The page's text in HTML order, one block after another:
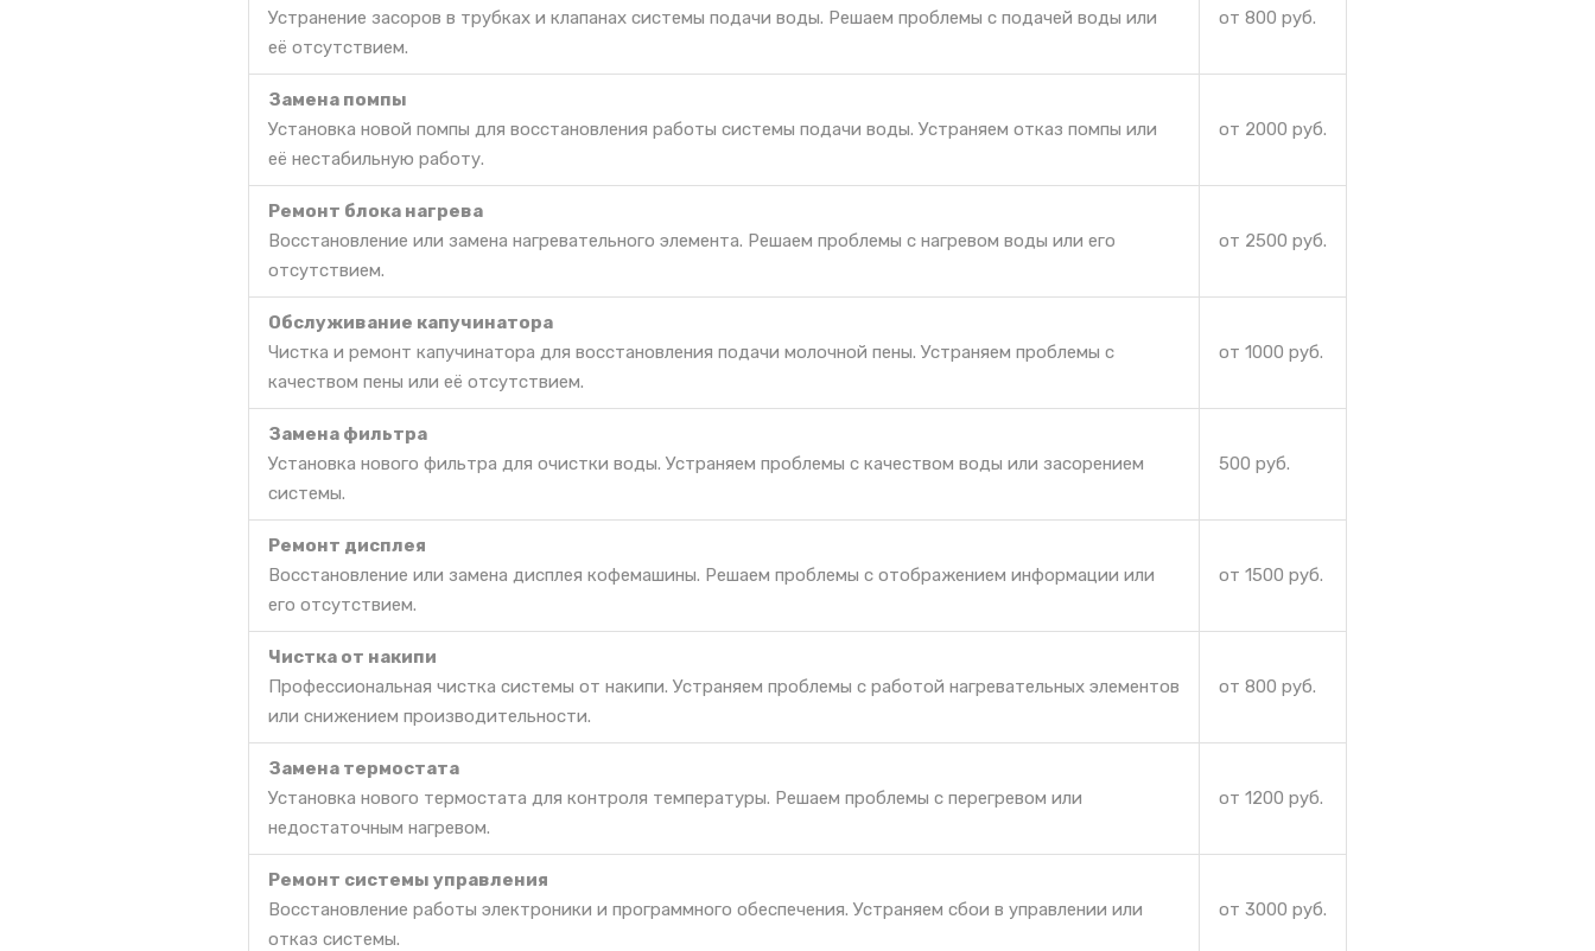
Устранение засоров в трубках и клапанах системы подачи воды. Решаем проблемы с подачей воды или
её отсутствием.
от 800 руб.
Замена помпы
Установка новой помпы для восстановления работы системы подачи воды. Устраняем отказ помпы или
её нестабильную работу.
от 2000 руб.
Ремонт блока нагрева
Восстановление или замена нагревательного элемента. Решаем проблемы с нагревом воды или его
отсутствием.
от 2500 руб.
Обслуживание капучинатора
Чистка и ремонт капучинатора для восстановления подачи молочной пены. Устраняем проблемы с
качеством пены или её отсутствием.
от 1000 руб.
Замена фильтра
Установка нового фильтра для очистки воды. Устраняем проблемы с качеством воды или засорением
системы.
500 руб.
Ремонт дисплея
Восстановление или замена дисплея кофемашины. Решаем проблемы с отображением информации или
его отсутствием.
от 1500 руб.
Чистка от накипи
Профессиональная чистка системы от накипи. Устраняем проблемы с работой нагревательных элементов
или снижением производительности.
от 800 руб.
Замена термостата
Установка нового термостата для контроля температуры. Решаем проблемы с перегревом или
недостаточным нагревом.
от 1200 руб.
Ремонт системы управления
Восстановление работы электроники и программного обеспечения. Устраняем сбои в управлении или
отказ системы.
от 3000 руб.